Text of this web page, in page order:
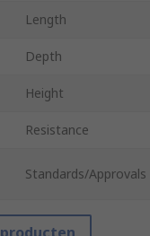
Length
Depth
Height
Resistance
Standards/Approvals